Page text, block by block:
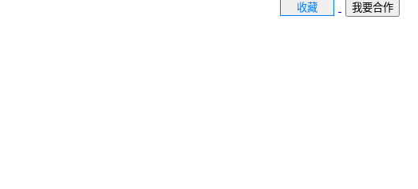
收藏 我要合作